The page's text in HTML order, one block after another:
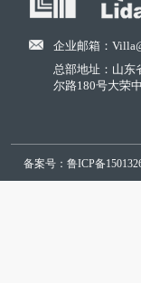
企业邮箱：
总部地址：山东
尔路180号大荣
备案号：鲁ICP备